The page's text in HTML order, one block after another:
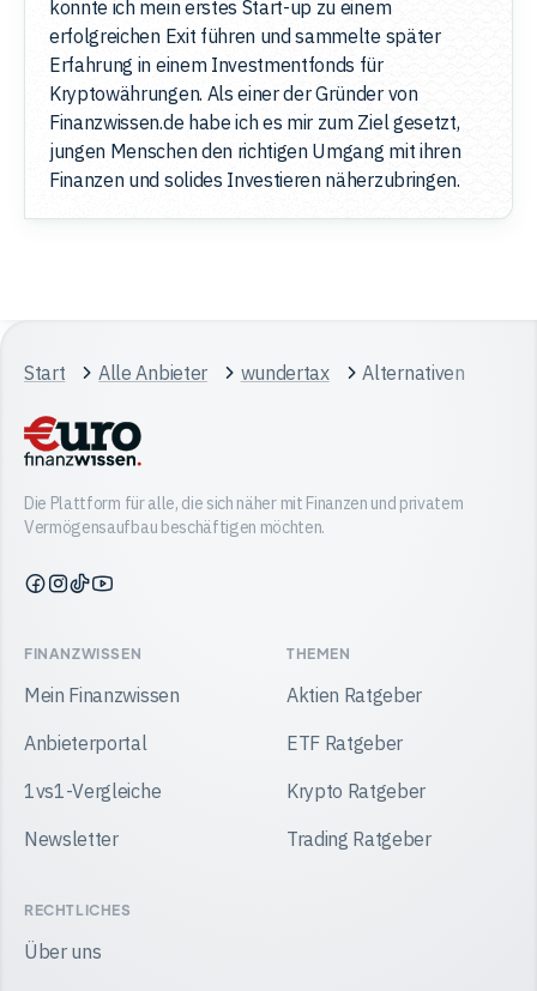
konnte ich mein erstes Start-up zu einem
erfolgreichen Exit führen und sammelte später
Erfahrung in einem Investmentfonds für
Kryptowährungen. Als einer der Gründer von
Finanzwissen.de habe ich es mir zum Ziel gesetzt,
jungen Menschen den richtigen Umgang mit ihren
Finanzen und solides Investieren näherzubringen.
Start Alle Anbieter wundertax Alternativen
Die Plattform für alle, die sich näher mit Finanzen und privatem
Vermögensaufbau beschäftigen möchten.
Finanzwissen
Facebook
Finanzwissen
Instagram
Finanzwissen
TikTok
Finanzwissen
YouTube
FINANZWISSEN
Mein Finanzwissen
Anbieterportal
1vs1-Vergleiche
Newsletter
THEMEN
Aktien Ratgeber
ETF Ratgeber
Krypto Ratgeber
Trading Ratgeber
RECHTLICHES
Über uns